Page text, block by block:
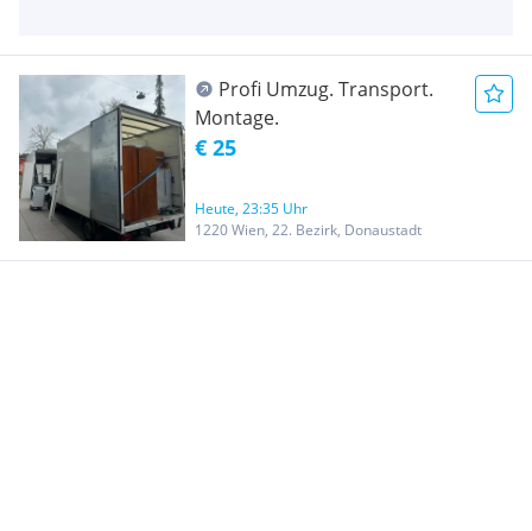
Profi Umzug. Transport.
Montage.
€ 25
Heute, 23:35 Uhr
1220 Wien, 22. Bezirk, Donaustadt